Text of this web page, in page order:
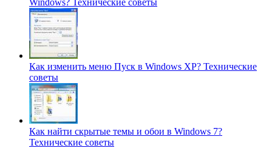
Как изменить меню Пуск в Windows XP? Технические
советы
Как найти скрытые темы и обои в Windows 7?
Технические советы